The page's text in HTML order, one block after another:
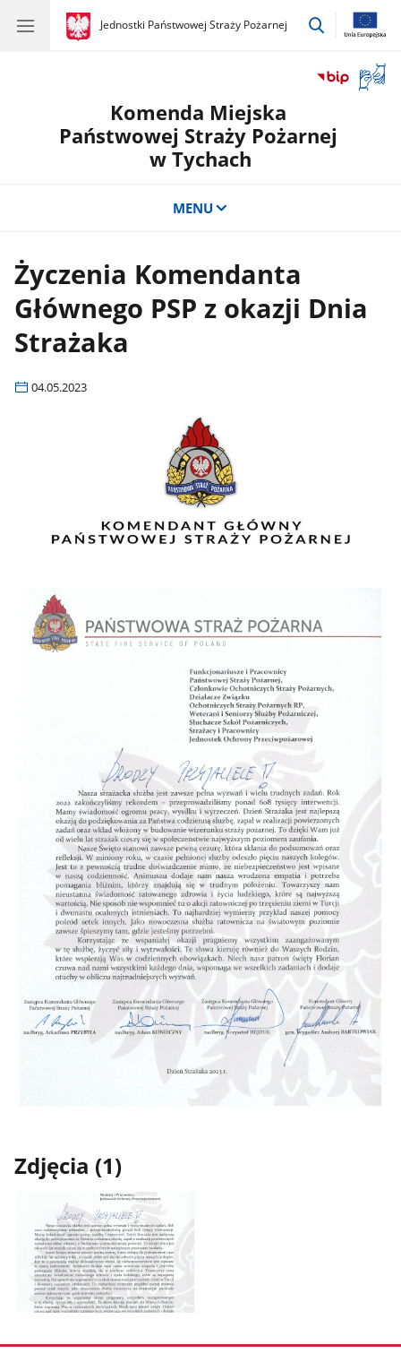
gov.pl
Jednostki Państwowej Straży Pożarnej
gov.pl
Jednostki
przejdź
okno
Komenda Miejska
Państwowej Straży Pożarnej
w Tychach
MENU
Życzenia Komendanta
Głównego PSP z okazji Dnia
Strażaka
04.05.2023
Zdjęcia (1)
zdjęcie